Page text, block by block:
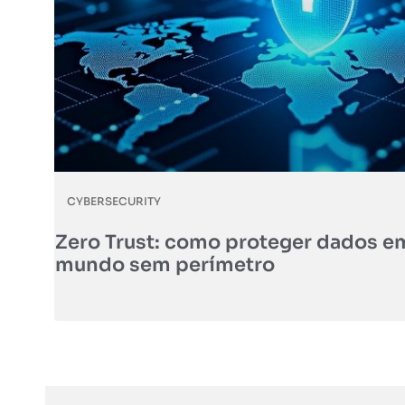
CYBERSECURITY
Zero Trust: como proteger dados
mundo sem perímetro